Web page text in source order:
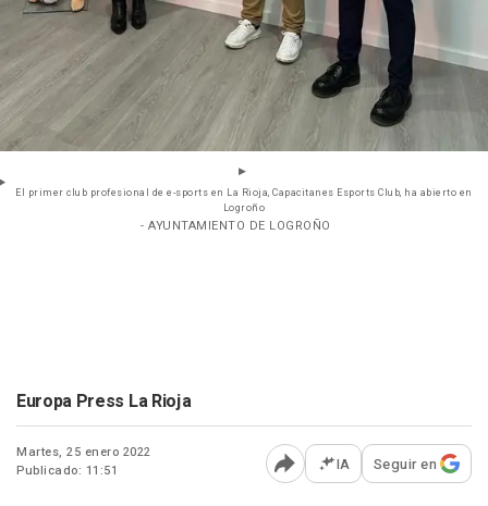
El primer club profesional de e-sports en La Rioja, Capacitanes Esports Club, ha abierto en
Logroño
- AYUNTAMIENTO DE LOGROÑO
Europa Press La Rioja
Martes, 25 enero 2022
Publicado: 11:51
Abrir opciones para
IA Seguir en